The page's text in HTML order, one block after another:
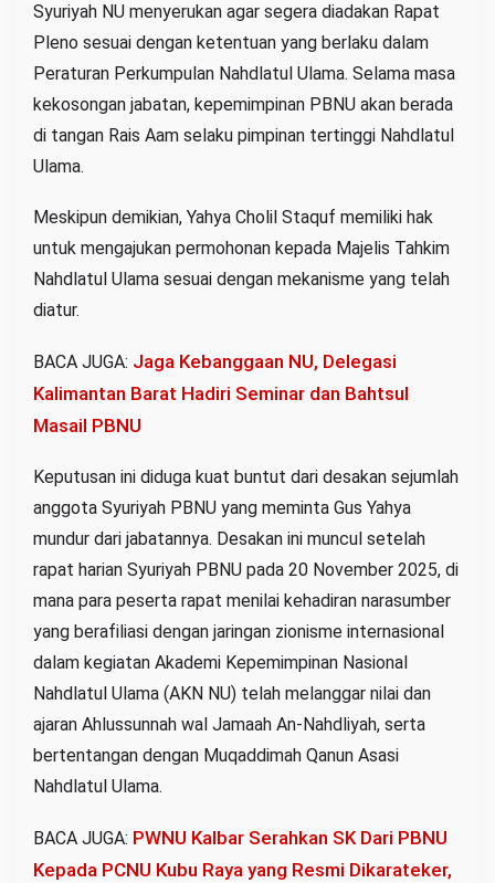
Syuriyah NU menyerukan agar segera diadakan Rapat
Pleno sesuai dengan ketentuan yang berlaku dalam
Peraturan Perkumpulan Nahdlatul Ulama. Selama masa
kekosongan jabatan, kepemimpinan PBNU akan berada
di tangan Rais Aam selaku pimpinan tertinggi Nahdlatul
Ulama.
Meskipun demikian, Yahya Cholil Staquf memiliki hak
untuk mengajukan permohonan kepada Majelis Tahkim
Nahdlatul Ulama sesuai dengan mekanisme yang telah
diatur.
BACA JUGA: Jaga Kebanggaan NU, Delegasi
Kalimantan Barat Hadiri Seminar dan Bahtsul
Masail PBNU
Keputusan ini diduga kuat buntut dari desakan sejumlah
anggota Syuriyah PBNU yang meminta Gus Yahya
mundur dari jabatannya. Desakan ini muncul setelah
rapat harian Syuriyah PBNU pada 20 November 2025, di
mana para peserta rapat menilai kehadiran narasumber
yang berafiliasi dengan jaringan zionisme internasional
dalam kegiatan Akademi Kepemimpinan Nasional
Nahdlatul Ulama (AKN NU) telah melanggar nilai dan
ajaran Ahlussunnah wal Jamaah An-Nahdliyah, serta
bertentangan dengan Muqaddimah Qanun Asasi
Nahdlatul Ulama.
BACA JUGA: PWNU Kalbar Serahkan SK Dari PBNU
Kepada PCNU Kubu Raya yang Resmi Dikarateker,